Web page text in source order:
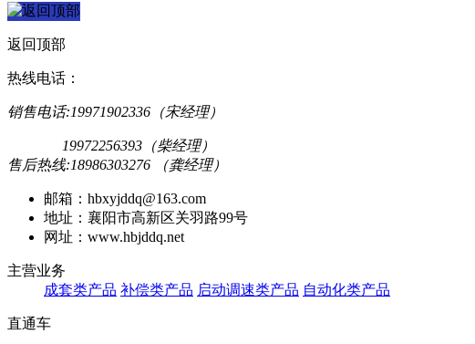
返回顶部
热线电话：
销售电话:19971902336（宋经理）
19972256393（柴经理）
售后热线:18986303276 （龚经理）
邮箱：hbxyjddq@163.com
地址：襄阳市高新区关羽路99号
网址：www.hbjddq.net
主营业务
成套类产品 补偿类产品 启动调速类产品 自动化类产品
直通车